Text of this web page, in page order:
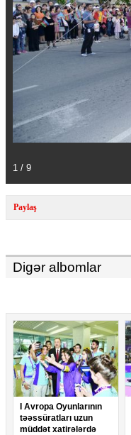
1 / 9
Paylaş
Digər albomlar
I Avropa Oyunlarının
təəssüratları uzun
müddət xatirələrdə